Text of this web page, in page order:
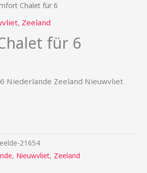
Chalet für 6
, Zeeland
für 6
Niederlande Zeeland Nieuwvliet
21654
, Nieuwvliet, Zeeland